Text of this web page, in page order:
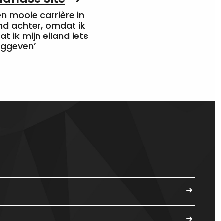
mooie carrière in
achter, omdat ik
ik mijn eiland iets